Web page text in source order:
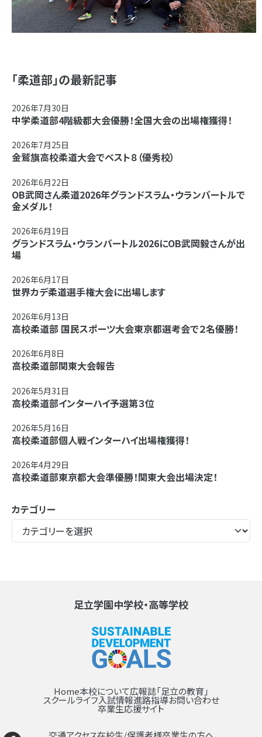
「柔道部」の最新記事
2026年7月30日
中学柔道部4階級都大会優勝！全国大会の出場権獲得！
2026年7月25日
金鷲旗高校柔道大会でベスト８（優秀校）
2026年6月22日
OB武岡さん柔道2026年グランドスラム・ウランバートルで
金メダル！
2026年6月19日
グランドスラム・ウランバートル2026にOB武岡毅さんが出
場
2026年6月17日
世界カデ柔道選手権大会に出場します
2026年6月13日
高校柔道部 国民スポーツ大会東京都選考会で２名優勝！
2026年6月8日
高校柔道部関東大会報告
2026年5月31日
高校柔道部インターハイ予選第３位
2026年5月16日
高校柔道部個人戦インターハイ出場権獲得！
2026年4月29日
高校柔道部東京都大会準優勝！関東大会出場決定！
カテゴリー
足立学園中学校・高等学校
Home本校について広報誌「足立の教育」
スクールライフ入試情報進路指導お問い合わせ
卒業生応援サイト